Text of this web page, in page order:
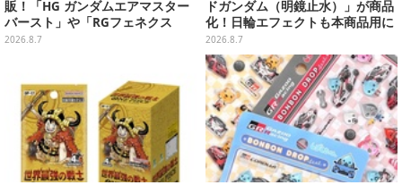
販！「HG ガンダムエアマスター
バースト」や「RGフェネクス
（ナラティブVer.）」も
2026.8.7
ドガンダム（明鏡止水）」が商品
化！日輪エフェクトも本商品用に
刷新した豪華仕様
2026.8.7